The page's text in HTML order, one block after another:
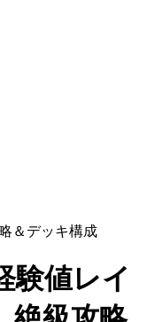
＆デッキ構成
験値レイ